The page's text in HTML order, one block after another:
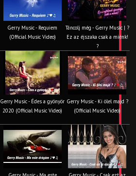
Gerry Music - Requiem
(Official Music Video)
Táncolj még - Gerry Music | ?
Ez az éjszaka csak a miénk!
?
Gerry Music - Édes a gyönyör
2020 (Official Music Video)
Gerry Music - Ki ölel majd ?
(Official Music Video)